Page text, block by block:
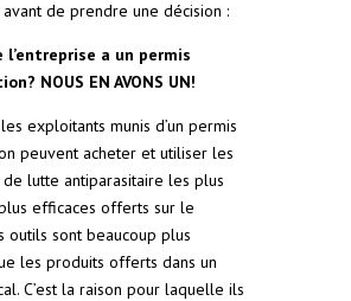
de prendre une décision :
l’entreprise a un permis
NOUS EN AVONS UN!
exploitants munis d’un permis
peuvent acheter et utiliser les
lutte antiparasitaire les plus
efficaces offerts sur le
outils sont beaucoup plus
les produits offerts dans un
C’est la raison pour laquelle ils